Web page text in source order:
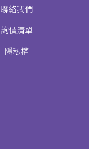
聯絡我們
詢價清單
隱私權